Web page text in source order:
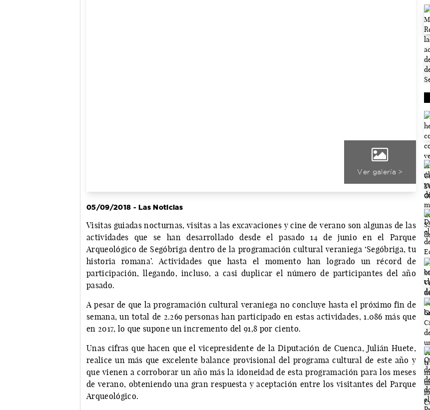
Ver galería >
05/09/2018 - Las Noticias
Visitas guiadas nocturnas, visitas a las excavaciones y cine de verano son algunas de las
actividades que se han desarrollado desde el pasado 14 de junio en el Parque
Arqueológico de Segóbriga dentro de la programación cultural veraniega ‘Segóbriga, tu
historia romana’. Actividades que hasta el momento han logrado un récord de
participación, llegando, incluso, a casi duplicar el número de participantes del año
pasado.
A pesar de que la programación cultural veraniega no concluye hasta el próximo fin de
semana, un total de 2.269 personas han participado en estas actividades, 1.086 más que
en 2017, lo que supone un incremento del 91,8 por ciento.
Unas cifras que hacen que el vicepresidente de la Diputación de Cuenca, Julián Huete,
realice un más que excelente balance provisional del programa cultural de este año y
que vienen a corroborar un año más la idoneidad de esta programación para los meses
de verano, obteniendo una gran respuesta y aceptación entre los visitantes del Parque
Arqueológico.